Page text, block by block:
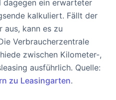
dagegen ein erwarteter
kalkuliert. Fällt der
aus, kann es zu
Verbraucherzentrale
zwischen Kilometer-,
ausführlich. Quelle:
zu Leasingarten.